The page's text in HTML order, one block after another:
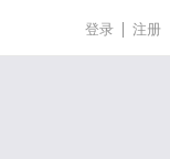
登录 注册